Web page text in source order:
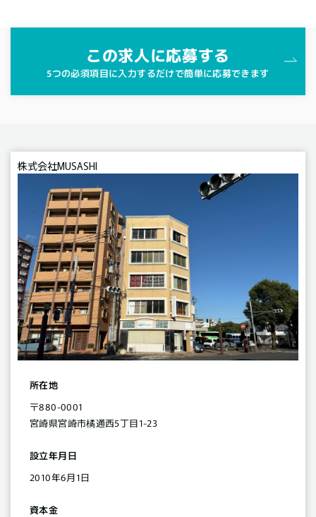
この求人に応募する
5つの必須項目に入力するだけで簡単に応募できます
株式会社MUSASHI
所在地
〒880-0001
宮崎県宮崎市橘通西5丁目1-23
設立年月日
2010年6月1日
資本金